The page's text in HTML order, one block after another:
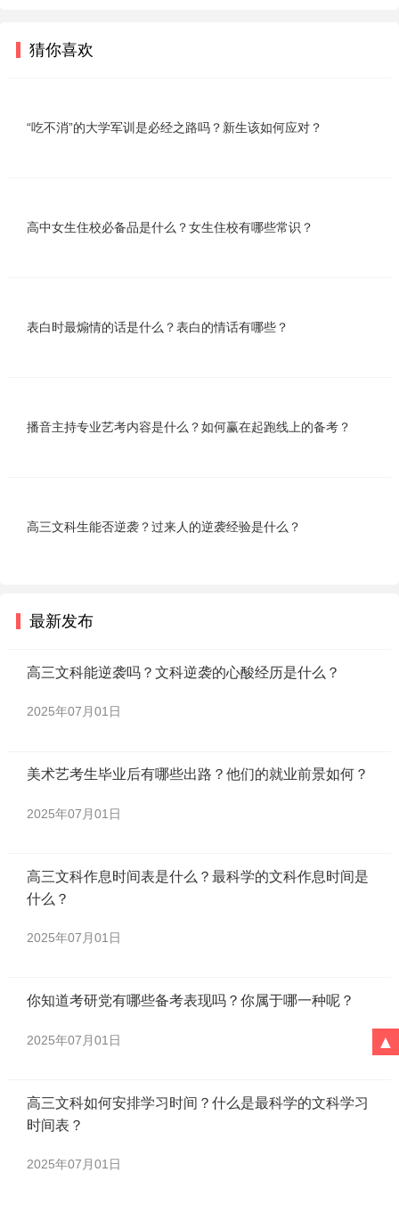
猜你喜欢
“吃不消”的大学军训是必经之路吗？新生该如何应对？
高中女生住校必备品是什么？女生住校有哪些常识？
表白时最煽情的话是什么？表白的情话有哪些？
播音主持专业艺考内容是什么？如何赢在起跑线上的备考？
高三文科生能否逆袭？过来人的逆袭经验是什么？
最新发布
高三文科能逆袭吗？文科逆袭的心酸经历是什么？
2025年07月01日
美术艺考生毕业后有哪些出路？他们的就业前景如何？
2025年07月01日
高三文科作息时间表是什么？最科学的文科作息时间是
什么？
2025年07月01日
你知道考研党有哪些备考表现吗？你属于哪一种呢？
2025年07月01日
高三文科如何安排学习时间？什么是最科学的文科学习
时间表？
2025年07月01日
▲